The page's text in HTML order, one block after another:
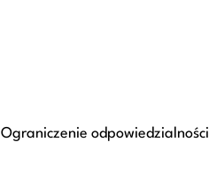
Ograniczenie odpowiedzialności